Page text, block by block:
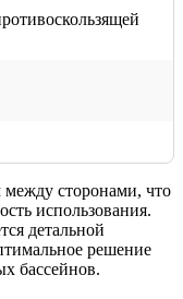
сторонами, что
использования.
детальной
решение
бассейнов.